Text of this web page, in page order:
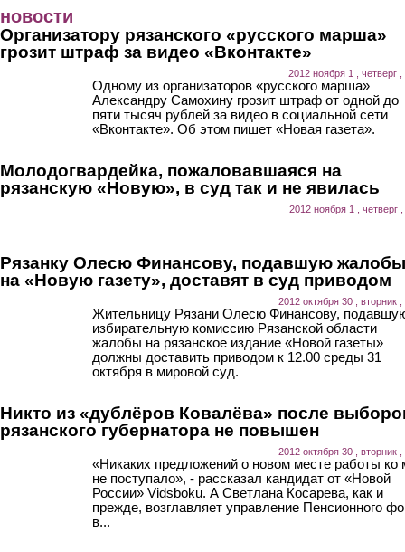
новости
Организатору рязанского «русского марша»
грозит штраф за видео «Вконтакте»
2012 ноября 1 , четверг ,
Одному из организаторов «русского марша»
Александру Самохину грозит штраф от одной до
пяти тысяч рублей за видео в социальной сети
«Вконтакте». Об этом пишет «Новая газета».
Молодогвардейка, пожаловавшаяся на
рязанскую «Новую», в суд так и не явилась
2012 ноября 1 , четверг ,
Рязанку Олесю Финансову, подавшую жалобы
на «Новую газету», доставят в суд приводом
2012 октября 30 , вторник ,
Жительницу Рязани Олесю Финансову,
избирательную комиссию Рязанской области
жалобы на рязанское издание «Новой газеты»
должны доставить приводом к 12.00 среды 31
октября в мировой суд.
Никто из «дублёров Ковалёва» после
рязанского губернатора не повышен
2012 октября 30 , вторник ,
«Никаких предложений о новом месте работы ко
не поступало», - рассказал кандидат от «Новой
России» Vidsboku. А Светлана Косарева, как и
прежде, возглавляет управление Пенсионного
в...